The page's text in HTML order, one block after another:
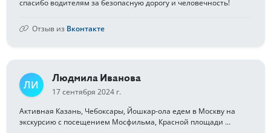
спасибо водителям за безопасную дорогу и человечность!
Отзыв из Вконтакте
ЛИ
Людмила Иванова
17 сентября 2024 г.
Активная Казань, Чебоксары, Йошкар-ола едем в Москву на
экскурсию с посещением Мосфильма, Красной площади ...